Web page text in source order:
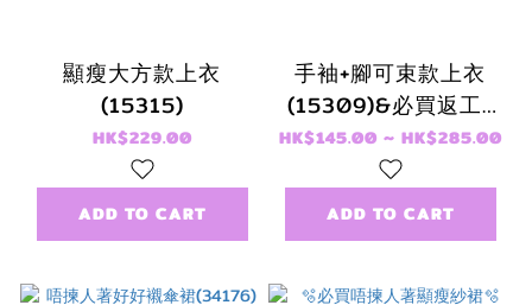
顯瘦大方款上衣
(15315)
HK$229.00
ADD TO CART
手袖+腳可束款上衣
(15309)&必買返工/
去街兩穿褲(34177)
HK$145.00 ~ HK$285.00
ADD TO CART